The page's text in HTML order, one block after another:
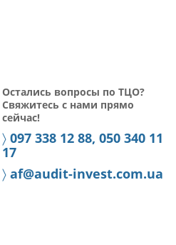
Остались вопросы по ТЦО?
Свяжитесь с нами прямо
сейчас!
〉 097 338 12 88, 050 340 11
17
〉 af@audit-invest.com.ua